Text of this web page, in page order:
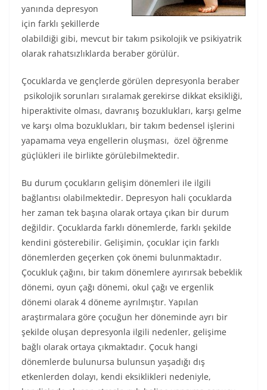
yanında depresyon
için farklı şekillerde
olabildiği gibi, mevcut bir takım psikolojik ve psikiyatrik
olarak rahatsızlıklarda beraber görülür.
Çocuklarda ve gençlerde görülen depresyonla beraber
psikolojik sorunları sıralamak gerekirse dikkat eksikliği,
hiperaktivite olması, davranış bozuklukları, karşı gelme
ve karşı olma bozuklukları, bir takım bedensel işlerini
yapamama veya engellerin oluşması, özel öğrenme
güçlükleri ile birlikte görülebilmektedir.
Bu durum çocukların gelişim dönemleri ile ilgili
bağlantısı olabilmektedir. Depresyon hali çocuklarda
her zaman tek başına olarak ortaya çıkan bir durum
değildir. Çocuklarda farklı dönemlerde, farklı şekilde
kendini gösterebilir. Gelişimin, çocuklar için farklı
dönemlerden geçerken çok önemi bulunmaktadır.
Çocukluk çağını, bir takım dönemlere ayırırsak bebeklik
dönemi, oyun çağı dönemi, okul çağı ve ergenlik
dönemi olarak 4 döneme ayrılmıştır. Yapılan
araştırmalara göre çocuğun her döneminde ayrı bir
şekilde oluşan depresyonla ilgili nedenler, gelişime
bağlı olarak ortaya çıkmaktadır. Çocuk hangi
dönemlerde bulunursa bulunsun yaşadığı dış
etkenlerden dolayı, kendi eksiklikleri nedeniyle,